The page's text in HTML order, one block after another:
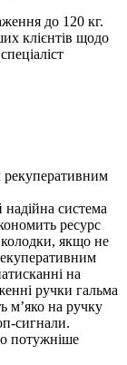
до 120 кг.
клієнтів щодо
рекуперативним
система
ресурс
колодки, якщо не
на
ручки гальма
м’яко на ручку
сигнали.
потужніше